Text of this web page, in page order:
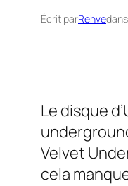
Écrit parRehvedans
Le disque
Velvet
cela